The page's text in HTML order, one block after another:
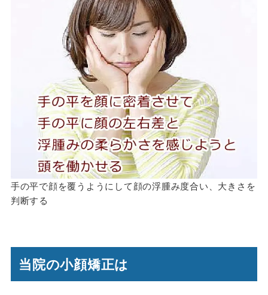
手の平で顔を覆うようにして顔の浮腫み度合い、大きさを
判断する
当院の小顔矯正は